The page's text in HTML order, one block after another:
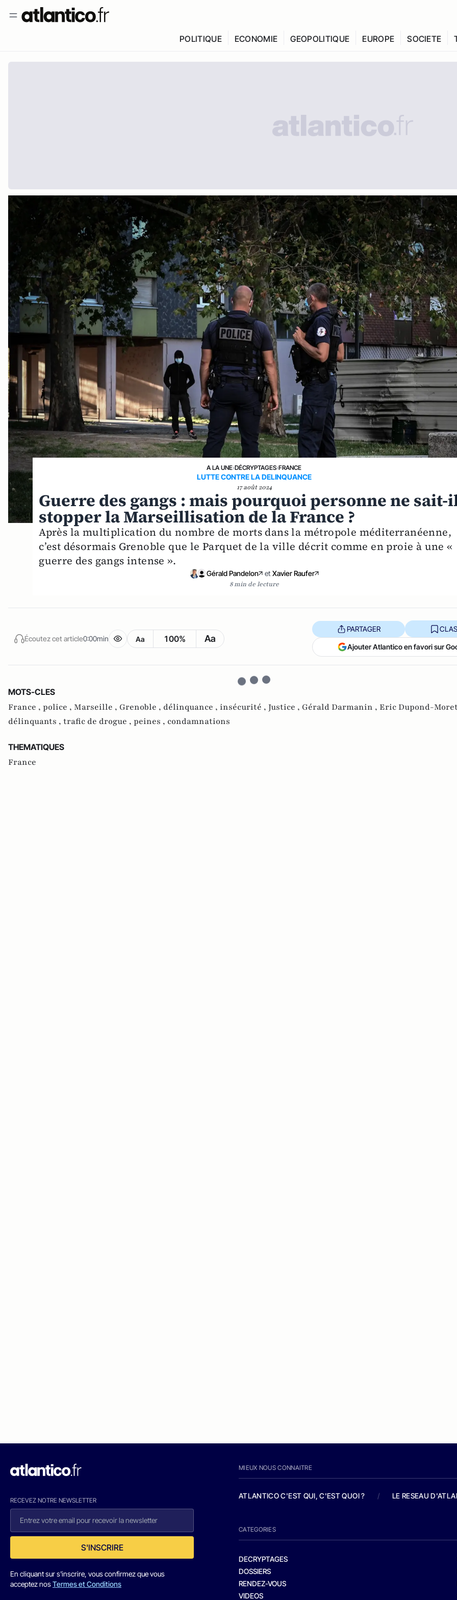
POLITIQUE ECONOMIE GEOPOLITIQUE EUROPE SOCIETE
A LA UNE›DÉCRYPTAGES›FRANCE
LUTTE CONTRE LA DELINQUANCE
17 août 2024
Guerre des gangs : mais pourquoi personne ne sait-
stopper la Marseillisation de la France ?
Après la multiplication du nombre de morts dans la métropole méditerranéenne,
c’est désormais Grenoble que le Parquet de la ville décrit comme en proie à une «
guerre des gangs intense ».
Gérald Pandelon et Xavier Raufer
8 min de lecture
Écoutez cet article0:00min Aa 100% Aa
PARTAGER
Ajouter Atlantico en favori sur
MOTS-CLES
France , police , Marseille , Grenoble , délinquance , insécurité , Justice , Gérald Darmanin , Eric Dupond-
délinquants , trafic de drogue , peines , condamnations
THEMATIQUES
France
RECEVEZ NOTRE NEWSLETTER
S'INSCRIRE
En cliquant sur s'inscrire, vous confirmez que vous
acceptez nosTermes et Conditions
MIEUX NOUS CONNAITRE
ATLANTICO C'EST QUI, C'EST QUOI ? / LE RESEAU
CATEGORIES
DECRYPTAGES
DOSSIERS
RENDEZ-VOUS
VIDEOS